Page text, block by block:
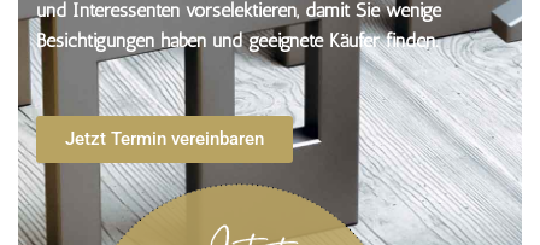
und Interessenten vorselektieren, damit Sie wenige
Besichtigungen haben und geeignete Käufer finden.
Jetzt Termin vereinbaren